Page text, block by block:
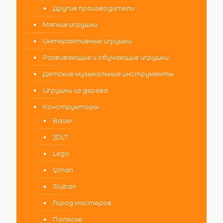
Другие производители
Мягкие игрушки
Интерактивные игрушки
Развивающие и обучающие игрушки
Детские музыкальные инструменты
Игрушки из дерева
Конструкторы
Bauer
JDLT
Lego
Qman
Sluban
Город мастеров
Полесье